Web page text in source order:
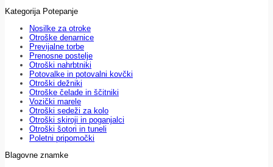
Kategorija Potepanje
Nosilke za otroke
Otroške denarnice
Previjalne torbe
Prenosne postelje
Otroški nahrbtniki
Potovalke in potovalni kovčki
Otroški dežniki
Otroške čelade in ščitniki
Vozički marele
Otroški sedeži za kolo
Otroški skiroji in poganjalci
Otroški šotori in tuneli
Poletni pripomočki
Blagovne znamke